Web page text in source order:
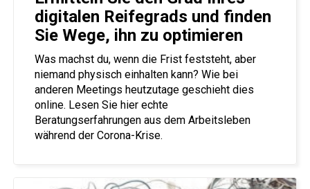
digitalen Reifegrads und finden
Sie Wege, ihn zu optimieren
Was machst du, wenn die Frist feststeht, aber
niemand physisch einhalten kann? Wie bei
anderen Meetings heutzutage geschieht dies
online. Lesen Sie hier echte
Beratungserfahrungen aus dem Arbeitsleben
während der Corona-Krise.